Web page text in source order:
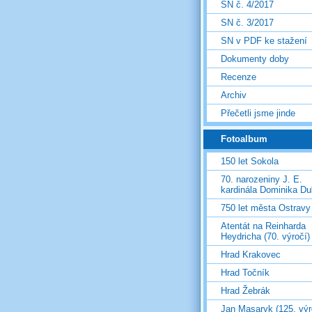
SN č. 4/2017
SN č. 3/2017
SN v PDF ke stažení
Dokumenty doby
Recenze
Archiv
Přečetli jsme jinde
Fotoalbum
150 let Sokola
70. narozeniny J. E.
kardinála Dominika
750 let města Ostravy
Atentát na Reinharda
Heydricha (70. výročí)
Hrad Krakovec
Hrad Točník
Hrad Žebrák
Jan Masaryk (125.